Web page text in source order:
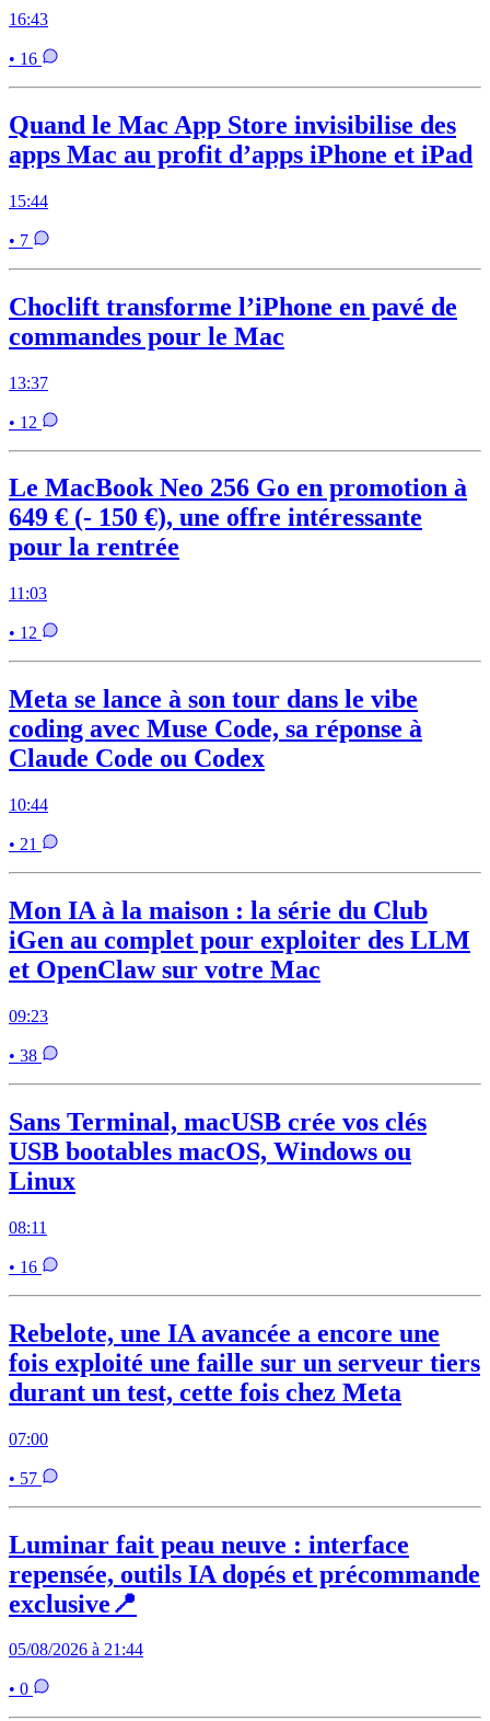
16:43
• 16
Quand le Mac App Store invisibilise des
apps Mac au profit d’apps iPhone et iPad
15:44
• 7
Choclift transforme l’iPhone en pavé de
commandes pour le Mac
13:37
• 12
Le MacBook Neo 256 Go en promotion à
649 € (- 150 €), une offre intéressante
pour la rentrée
11:03
• 12
Meta se lance à son tour dans le vibe
coding avec Muse Code, sa réponse à
Claude Code ou Codex
10:44
• 21
Mon IA à la maison : la série du Club
iGen au complet pour exploiter des LLM
et OpenClaw sur votre Mac
09:23
• 38
Sans Terminal, macUSB crée vos clés
USB bootables macOS, Windows ou
Linux
08:11
• 16
Rebelote, une IA avancée a encore une
fois exploité une faille sur un serveur tiers
durant un test, cette fois chez Meta
07:00
• 57
Luminar fait peau neuve : interface
repensée, outils IA dopés et précommande
exclusive📍
05/08/2026 à 21:44
• 0